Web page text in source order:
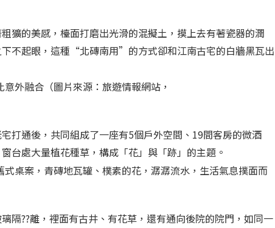
獷的美感，檯面打磨出光滑的混擬土，摸上去有著瓷器的潤
不起眼，這種“北磚南用”的方式卻和江南古宅的白牆黑瓦出
外融合（圖片來源：旅遊情報網站，
打通後，共同組成了一座有5個戶外空間、19間客房的微酒
台處大量植花種草，構成「花」與「跡」的主題。
桌案，青磚地瓦罐、樸素的花，潺潺流水，生活氣息撲面而
隔??離，裡面有古井、有花草，還有通向後院的院門，如同一